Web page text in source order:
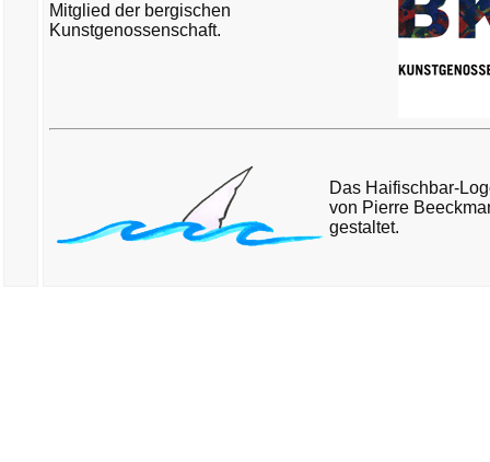
Mitglied der bergischen
Kunstgenossenschaft.
Das Haifischbar-
von Pierre
gestaltet.